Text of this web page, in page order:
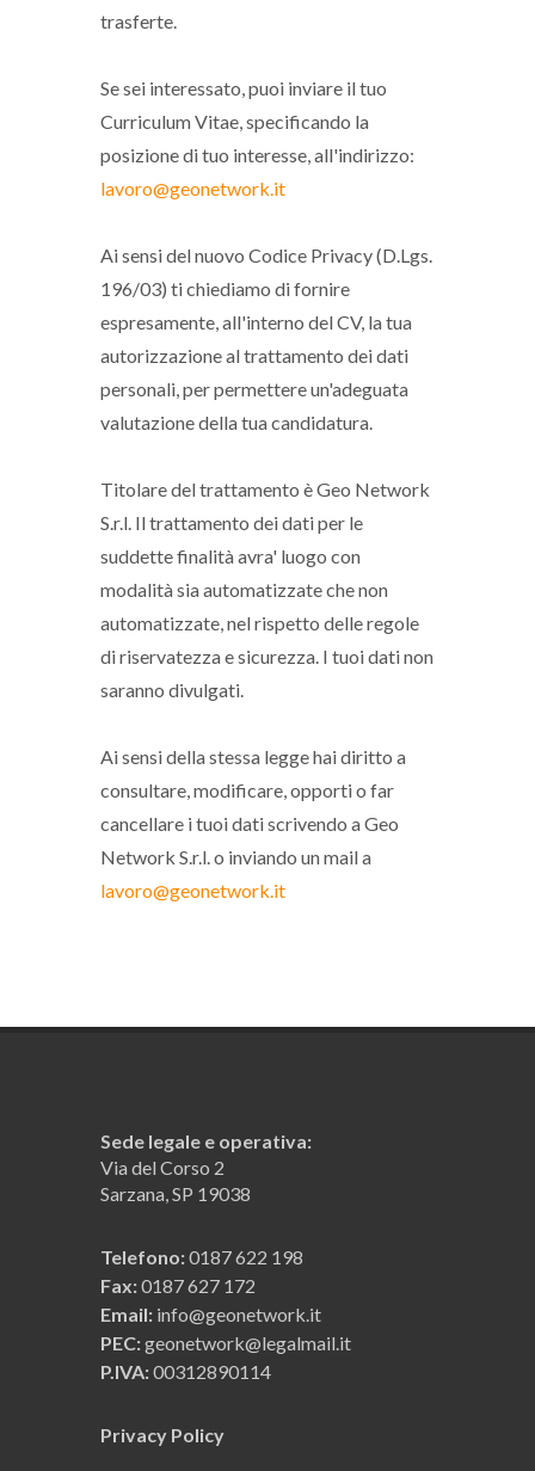
trasferte.
Se sei interessato, puoi inviare il tuo
Curriculum Vitae, specificando la
posizione di tuo interesse, all'indirizzo:
lavoro@geonetwork.it
Ai sensi del nuovo Codice Privacy (D.Lgs.
196/03) ti chiediamo di fornire
espresamente, all'interno del CV, la tua
autorizzazione al trattamento dei dati
personali, per permettere un'adeguata
valutazione della tua candidatura.
Titolare del trattamento è Geo Network
S.r.l. Il trattamento dei dati per le
suddette finalità avra' luogo con
modalità sia automatizzate che non
automatizzate, nel rispetto delle regole
di riservatezza e sicurezza. I tuoi dati non
saranno divulgati.
Ai sensi della stessa legge hai diritto a
consultare, modificare, opporti o far
cancellare i tuoi dati scrivendo a Geo
Network S.r.l. o inviando un mail a
lavoro@geonetwork.it
Sede legale e operativa:
Via del Corso 2
Sarzana, SP 19038
Telefono:0187 622 198
Fax:0187 627 172
Email: info@geonetwork.it
PEC:geonetwork@legalmail.it
P.IVA:00312890114
Privacy Policy